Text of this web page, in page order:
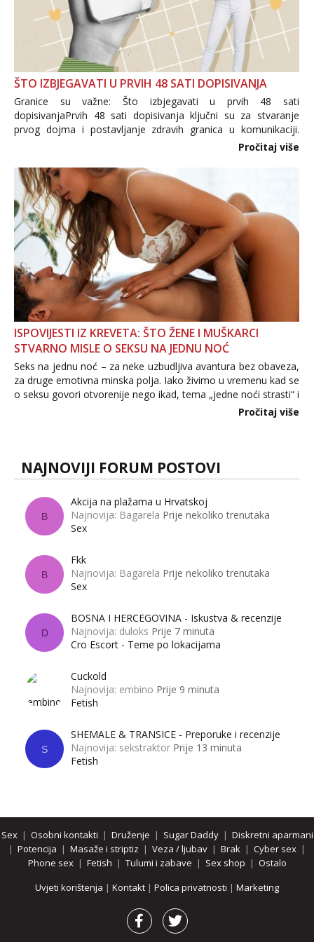
ŠTO IZBJEGAVATI U PRVIH 48 SATI DOPISIVANJA
Granice su važne: Što izbjegavati u prvih 48 sati
dopisivanjaPrvih 48 sati dopisivanja ključni su za stvaranje
prvog dojma i postavljanje zdravih granica u komunikaciji.
Važno je izbjeći prebrzo otkrivanje osobnih ili intimnih
informacija, jer nepoznata osoba još nije zaslužila to
povjerenje. Takođe...
Pročitaj više
ISPOVIJESTI IZ KREVETA: ŠTO ŽENE I MUŠKARCI
STVARNO MISLE O SEKSU NA JEDNU NOĆ
Seks na jednu noć – za neke uzbudljiva avantura bez obaveza,
za druge emotivna minska polja. Iako živimo u vremenu kad se
o seksu govori otvorenije nego ikad, tema „jedne noći strasti“ i
dalje izaziva burne rasprave. Što zapravo misle žene, a što
Pročitaj više
NAJNOVIJI FORUM POSTOVI
B
Akcija na plažama u Hrvatskoj
Najnovija: Bagarela Prije nekoliko trenutaka
Sex
B
Fkk
Najnovija: Bagarela Prije nekoliko trenutaka
Sex
D
BOSNA I HERCEGOVINA - Iskustva & recenzije
Najnovija: duloks Prije 7 minuta
Cro Escort - Teme po lokacijama
Cuckold
Najnovija: embino Prije 9 minuta
Fetish
S
SHEMALE & TRANSICE - Preporuke i recenzije
Najnovija: sekstraktor Prije 13 minuta
Fetish
Sex| Osobni kontakti | Druženje | Sugar Daddy| Diskretni aparmani
| Potencija | Masaže i striptiz | Veza / ljubav | Brak | Cyber sex |
Phone sex| Fetish | Tulumi i zabave | Sex shop | Ostalo
Uvjeti korištenja | Kontakt | Polica privatnosti | Marketing